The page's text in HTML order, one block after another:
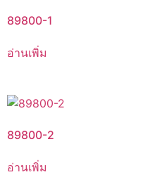
89800-1
อ่านเพิ่ม
89800-2
อ่านเพิ่ม